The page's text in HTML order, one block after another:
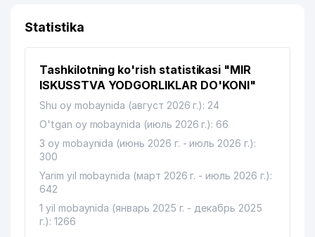
Statistika
Tashkilotning ko'rish statistikasi "MIR
ISKUSSTVA YODGORLIKLAR DO'KONI"
Shu oy mobaynida (август 2026 г.): 24
O'tgan oy mobaynida (июль 2026 г.): 66
3 oy mobaynida (июнь 2026 г. - июль 2026 г.):
300
Yarim yil mobaynida (март 2026 г. - июль 2026 г.):
642
1 yil mobaynida (январь 2025 г. - декабрь 2025
г.): 1266